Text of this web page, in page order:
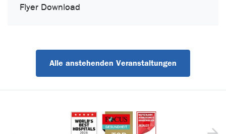
Flyer Download
Alle anstehenden Veranstaltungen